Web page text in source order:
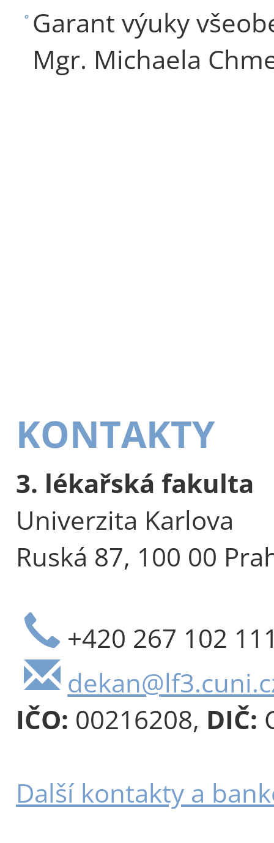
Garant výuky
Mgr. Michaela
KONTAKTY
3. lékařská fakulta
Univerzita Karlova
Ruská 87, 100 00
+420 267 102
IČO: 00216208, DIČ:
Další kontakty a